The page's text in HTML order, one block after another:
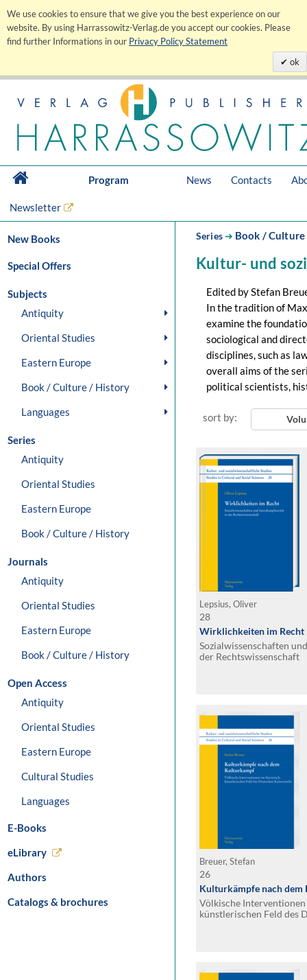
We use cookies to ensure that we give you the best experience on our
website. By using Harrassowitz-Verlag.de you accept our cookies. Please
find further Informations in our Privacy Policy Statement
ok
Program News Contacts
Newsletter
New Books
Special Offers
Subjects
Antiquity
Oriental Studies
Eastern Europe
Book / Culture / History
Languages
Series
Antiquity
Oriental Studies
Eastern Europe
Book / Culture / History
Journals
Antiquity
Oriental Studies
Eastern Europe
Book / Culture / History
Open Access
Antiquity
Oriental Studies
Eastern Europe
Cultural Studies
Languages
E-Books
eLibrary
Authors
Catalogs & brochures
Series➔ Book /
Kultur- und
Edited by Stefan
In the tradition of
examine the
sociological and
disciplines, such as
overall aims of the
political scientists,
sort by:
Lepsius, Oliver
28
Wirklichkeiten im Recht
Sozialwissenschaften
der Rechtswissenschaft
Breuer, Stefan
26
Kulturkämpfe nach
Völkische
künstlerischen Feld des